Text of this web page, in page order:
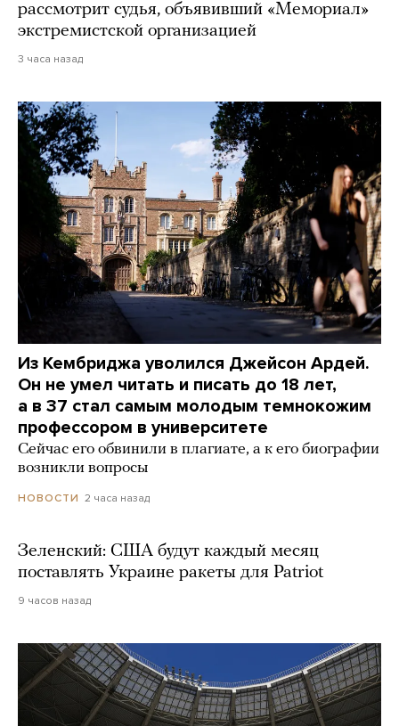
рассмотрит судья, объявивший «Мемориал»
экстремистской организацией
3 часа назад
Из Кембриджа уволился Джейсон Ардей.
Он не умел читать и писать до 18 лет,
а в 37 стал самым молодым темнокожим
профессором в университете
Сейчас его обвинили в плагиате, а к его биографии
возникли вопросы
НОВОСТИ 2 часа назад
Зеленский: США будут каждый месяц
поставлять Украине ракеты для Patriot
9 часов назад